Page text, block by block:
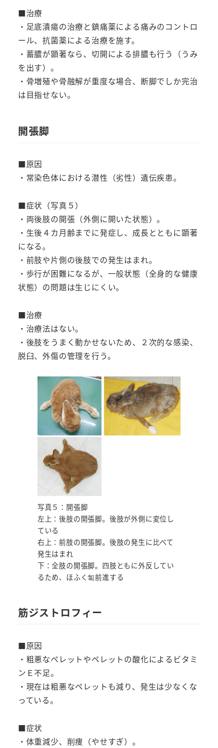
■治療
・足底潰瘍の治療と鎮痛薬による痛みのコントロ
ール、抗菌薬による治療を施す。
・蓄膿が顕著なら、切開による排膿も行う（うみ
を出す）。
・骨増殖や骨融解が重度な場合、断脚でしか完治
は目指せない。
開張脚
■原因
・常染色体における潜性（劣性）遺伝疾患。
■症状（写真５）
・両後肢の開張（外側に開いた状態）。
・生後４カ月齢までに発症し、成長とともに顕著
になる。
・前肢や片側の後肢での発生はまれ。
・歩行が困難になるが、一般状態（全身的な健康
状態）の問題は生じにくい。
■治療
・治療法はない。
・後肢をうまく動かせないため、２次的な感染、
脱臼、外傷の管理を行う。
写真５：開張脚
左上：後肢の開張脚。後肢が外側に変位し
ている
右上：前肢の開張脚。後肢の発生に比べて
発生はまれ
下：全肢の開張脚。四肢ともに外反してい
るため、ほふく匐前進する
筋ジストロフィー
■原因
・粗悪なペレットやペレットの酸化によるビタミ
ンＥ不足。
・現在は粗悪なペレットも減り、発生は少なくな
っている。
■症状
・体重減少、削痩（やせすぎ）。